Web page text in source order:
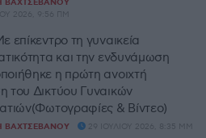
ΒΑΧΤΣΕΒΆΝΟΥ
2026, 9:56 ΠΜ
επίκεντρο τη γυναικεία
και την ενδυνάμωση
η πρώτη ανοιχτή
του Δικτύου Γυναικών
& Βίντεο)
ΒΑΧΤΣΕΒΆΝΟΥ 29 ΙΟΥΛΊΟΥ 2026, 8:35 ΜΜ